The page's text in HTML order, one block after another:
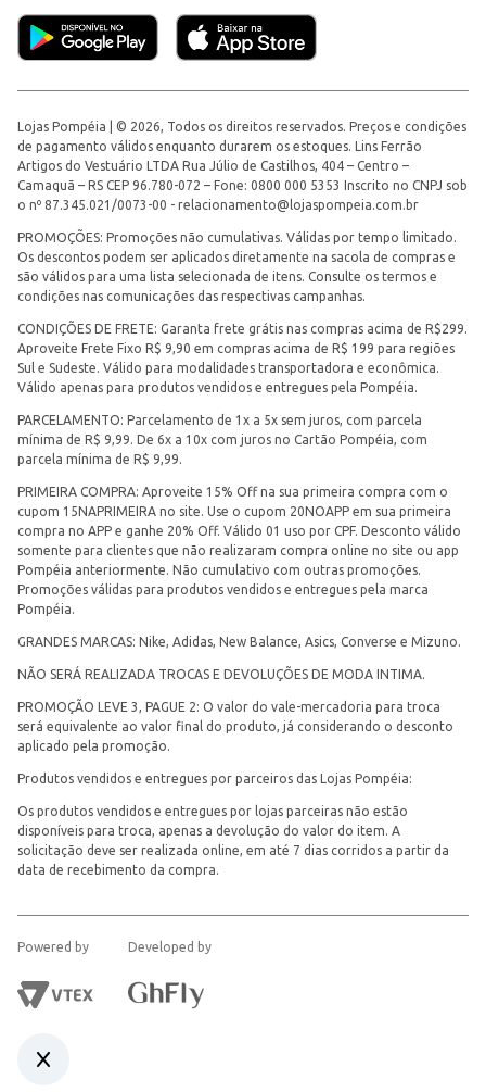
Lojas Pompéia | © 2026, Todos os direitos reservados. Preços e condições
de pagamento válidos enquanto durarem os estoques. Lins Ferrão
Artigos do Vestuário LTDA Rua Júlio de Castilhos, 404 – Centro –
Camaquã – RS CEP 96.780-072 – Fone: 0800 000 5353 Inscrito no CNPJ sob
o nº 87.345.021/0073-00 - relacionamento@lojaspompeia.com.br
PROMOÇÕES: Promoções não cumulativas. Válidas por tempo limitado.
Os descontos podem ser aplicados diretamente na sacola de compras e
são válidos para uma lista selecionada de itens. Consulte os termos e
condições nas comunicações das respectivas campanhas.
CONDIÇÕES DE FRETE: Garanta frete grátis nas compras acima de R$299.
Aproveite Frete Fixo R$ 9,90 em compras acima de R$ 199 para regiões
Sul e Sudeste. Válido para modalidades transportadora e econômica.
Válido apenas para produtos vendidos e entregues pela Pompéia.
PARCELAMENTO: Parcelamento de 1x a 5x sem juros, com parcela
mínima de R$ 9,99. De 6x a 10x com juros no Cartão Pompéia, com
parcela mínima de R$ 9,99.
PRIMEIRA COMPRA: Aproveite 15% Off na sua primeira compra com o
cupom 15NAPRIMEIRA no site. Use o cupom 20NOAPP em sua primeira
compra no APP e ganhe 20% Off. Válido 01 uso por CPF. Desconto válido
somente para clientes que não realizaram compra online no site ou app
Pompéia anteriormente. Não cumulativo com outras promoções.
Promoções válidas para produtos vendidos e entregues pela marca
Pompéia.
GRANDES MARCAS: Nike, Adidas, New Balance, Asics, Converse e Mizuno.
NÃO SERÁ REALIZADA TROCAS E DEVOLUÇÕES DE MODA INTIMA.
PROMOÇÃO LEVE 3, PAGUE 2: O valor do vale-mercadoria para troca
será equivalente ao valor final do produto, já considerando o desconto
aplicado pela promoção.
Produtos vendidos e entregues por parceiros das Lojas Pompéia:
Os produtos vendidos e entregues por lojas parceiras não estão
disponíveis para troca, apenas a devolução do valor do item. A
solicitação deve ser realizada online, em até 7 dias corridos a partir da
data de recebimento da compra.
Powered by Developed by